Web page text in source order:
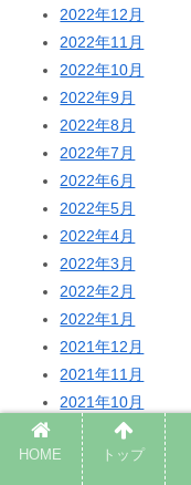
2022年12月
2022年11月
2022年10月
2022年9月
2022年8月
2022年7月
2022年6月
2022年5月
2022年4月
2022年3月
2022年2月
2022年1月
2021年12月
2021年11月
2021年10月
2021年9月
2021年8月
HOME トップ